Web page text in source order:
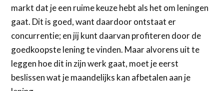
markt dat je een ruime keuze hebt als het om leningen
gaat. Dit is goed, want daardoor ontstaat er
concurrentie; en jij kunt daarvan profiteren door de
goedkoopste lening te vinden. Maar alvorens uit te
leggen hoe dit in zijn werk gaat, moet je eerst
beslissen wat je maandelijks kan afbetalen aan je